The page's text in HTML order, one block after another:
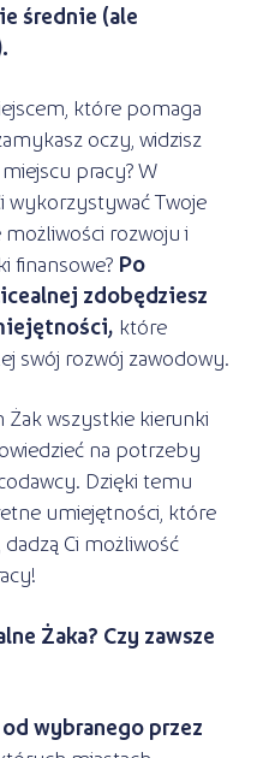
średnie (ale
które pomaga
oczy, widzisz
pracy? W
wykorzystywać Twoje
rozwoju i
finansowe? Po
zdobędziesz
które
swój rozwój zawodowy.
Żak wszystkie kierunki
na potrzeby
Dzięki temu
umiejętności, które
Ci możliwość
Żaka? Czy zawsze
wybranego przez